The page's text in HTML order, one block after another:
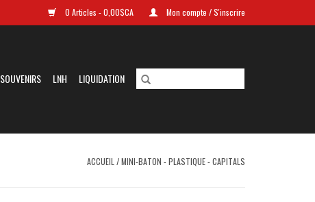
0 Articles - 0,00$CA Mon compte / S'inscrire
SOUVENIRS LNH LIQUIDATION
ACCUEIL /MINI-BATON - PLASTIQUE - CAPITALS